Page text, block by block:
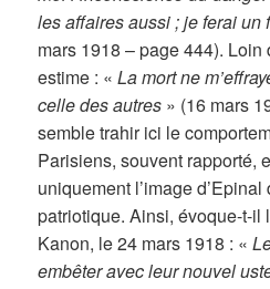
les affaires aussi ; je ferai un
mars 1918 – page 444). Loin
estime : «La mort ne
celle des autres » (16 mars
semble trahir ici le
Parisiens, souvent rapporté,
uniquement l’image d’Epinal
patriotique. Ainsi, évoque-t-il
Kanon, le 24 mars 1918 : «
embêter avec leur nouvel